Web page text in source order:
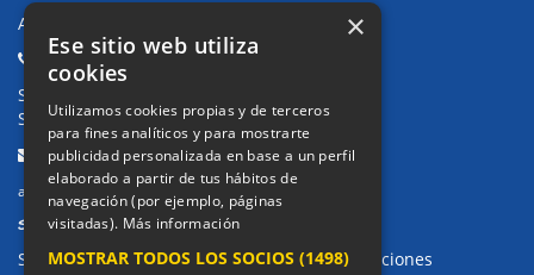
Avda. de Pablo Iglesias, 4. Alcorcón
Teléfonos:
Secretaría Ppal:
Secretaría Infantil:91 643 61 33
Email:
alkor@colegioalkor.com
SUGERENCIAS Y CANAL DE DENUNCIAS
Sugerencias, Quejas, Reclamaciones y Felicitaciones
×
Ese sitio web utiliza
cookies
Utilizamos cookies propias y de terceros
para fines analíticos y para mostrarte
publicidad personalizada en base a un perfil
elaborado a partir de tus hábitos de
navegación (por ejemplo, páginas
visitadas). Más información
MOSTRAR TODOS LOS SOCIOS (1498)